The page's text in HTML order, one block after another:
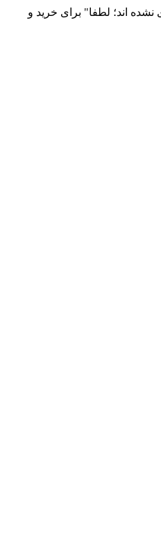
قیمت ارز محصولات سایت قیمت گذاری نشده اند؛ لطفا" برای خرید و